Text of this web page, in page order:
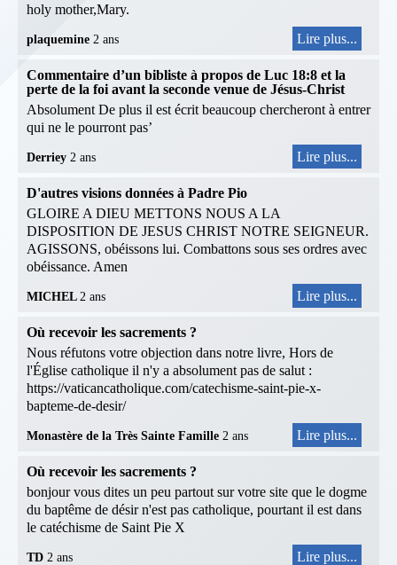
holy mother,Mary.
plaquemine 2 ans Lire plus...
Commentaire d’un bibliste à propos de Luc 18:8 et la
perte de la foi avant la seconde venue de Jésus-Christ
Absolument De plus il est écrit beaucoup chercheront à entrer
qui ne le pourront pas’
Derriey 2 ans Lire plus...
D'autres visions données à Padre Pio
GLOIRE A DIEU METTONS NOUS A LA
DISPOSITION DE JESUS CHRIST NOTRE SEIGNEUR.
AGISSONS, obéissons lui. Combattons sous ses ordres avec
obéissance. Amen
MICHEL 2 ans Lire plus...
Où recevoir les sacrements ?
Nous réfutons votre objection dans notre livre, Hors de
l'Église catholique il n'y a absolument pas de salut :
https://vaticancatholique.com/catechisme-saint-pie-x-
bapteme-de-desir/
Monastère de la Très Sainte Famille 2 ans Lire plus...
Où recevoir les sacrements ?
bonjour vous dites un peu partout sur votre site que le dogme
du baptême de désir n'est pas catholique, pourtant il est dans
le catéchisme de Saint Pie X
TD 2 ans Lire plus...